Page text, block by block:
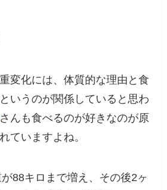
変化には、体質的な理由と食
いうのが関係していると思わ
さんも食べるのが好きなのが原
ていますよね。
88キロまで増え、その後2ヶ